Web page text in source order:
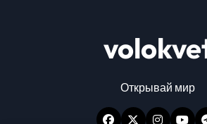
Открывай мир